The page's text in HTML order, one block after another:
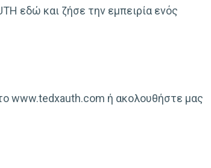
εδώ και ζήσε την εμπειρία ενός
www.tedxauth.com ή ακολουθήστε μας